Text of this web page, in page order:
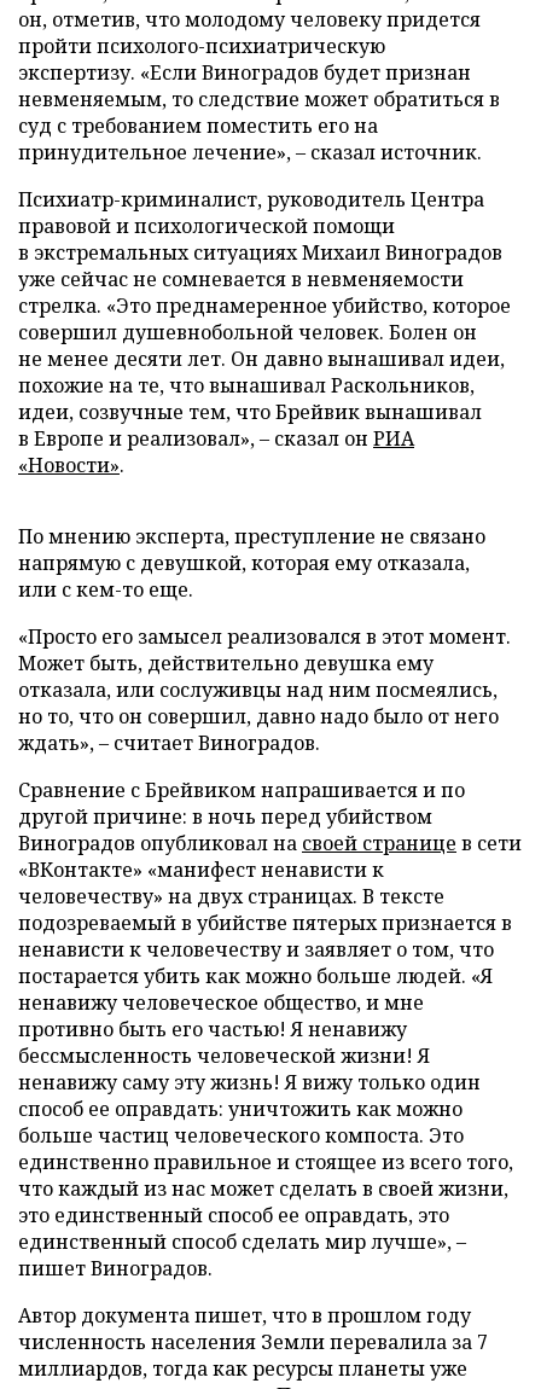
он, отметив, что молодому человеку придется
пройти психолого-психиатрическую
экспертизу. «Если Виноградов будет признан
невменяемым, то следствие может обратиться в
суд с требованием поместить его на
принудительное лечение», – сказал источник.
Психиатр-криминалист, руководитель Центра
правовой и психологической помощи
в экстремальных ситуациях Михаил Виноградов
уже сейчас не сомневается в невменяемости
стрелка. «Это преднамеренное убийство, которое
совершил душевнобольной человек. Болен он
не менее десяти лет. Он давно вынашивал идеи,
похожие на те, что вынашивал Раскольников,
идеи, созвучные тем, что Брейвик вынашивал
в Европе и реализовал», – сказал он РИА
«Новости».
По мнению эксперта, преступление не связано
напрямую с девушкой, которая ему отказала,
или с кем-то еще.
«Просто его замысел реализовался в этот момент.
Может быть, действительно девушка ему
отказала, или сослуживцы над ним посмеялись,
но то, что он совершил, давно надо было от него
ждать», – считает Виноградов.
Сравнение с Брейвиком напрашивается и по
другой причине: в ночь перед убийством
Виноградов опубликовална своей странице в сети
«ВКонтакте» «манифест ненависти к
человечеству» на двух страницах. В тексте
подозреваемый в убийстве пятерых признается в
ненависти к человечеству и заявляет о том, что
постарается убить как можно больше людей. «Я
ненавижу человеческое общество, и мне
противно быть его частью! Я ненавижу
бессмысленность человеческой жизни! Я
ненавижу саму эту жизнь! Я вижу только один
способ ее оправдать: уничтожить как можно
больше частиц человеческого компоста. Это
единственно правильное и стоящее из всего того,
что каждый из нас может сделать в своей жизни,
это единственный способ ее оправдать, это
единственный способ сделать мир лучше», –
пишет Виноградов.
Автор документа пишет, что в прошлом году
численность населения Земли перевалила за 7
миллиардов, тогда как ресурсы планеты уже